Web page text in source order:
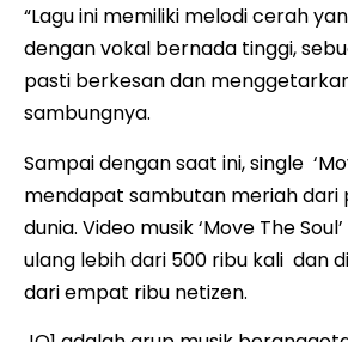
“Lagu ini memiliki melodi cerah
dengan vokal bernada tinggi,
pasti berkesan dan
sambungnya.
Sampai dengan saat ini, single
mendapat sambutan meriah dari
dunia. Video musik ‘Move The
ulang lebih dari 500 ribu kali dan
dari empat ribu netizen.